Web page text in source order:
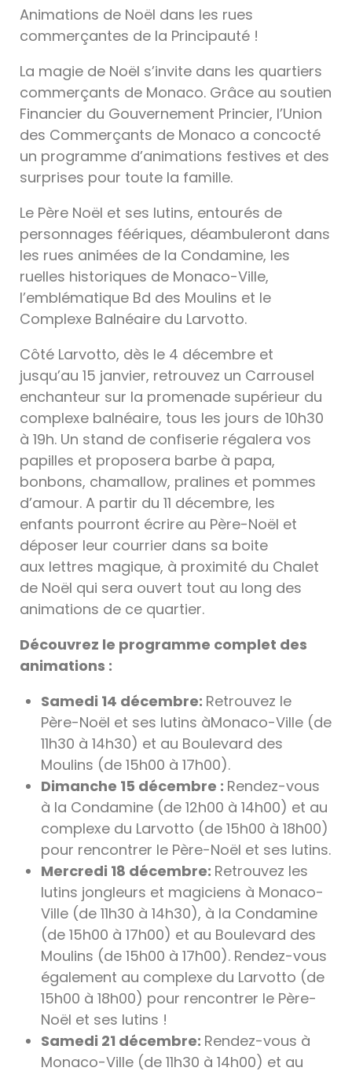
Animations de Noël dans les rues
commerçantes de la Principauté !
La magie de Noël s’invite dans les quartiers
commerçants de Monaco. Grâce au soutien
Financier du Gouvernement Princier, l’Union
des Commerçants de Monaco a concocté
un programme d’animations festives et des
surprises pour toute la famille.
Le Père Noël et ses lutins, entourés de
personnages féériques, déambuleront dans
les rues animées de la Condamine, les
ruelles historiques de Monaco-Ville,
l’emblématique Bd des Moulins et le
Complexe Balnéaire du Larvotto.
Côté Larvotto, dès le 4 décembre et
jusqu’au 15 janvier, retrouvez un Carrousel
enchanteur sur la promenade supérieur du
complexe balnéaire, tous les jours de 10h30
à 19h. Un stand de confiserie régalera vos
papilles et proposera barbe à papa,
bonbons, chamallow, pralines et pommes
d’amour. A partir du 11 décembre, les
enfants pourront écrire au Père-Noël et
déposer leur courrier dans sa boite
aux lettres magique, à proximité du Chalet
de Noël qui sera ouvert tout au long des
animations de ce quartier.
Découvrez le programme complet des
animations :
Samedi 14 décembre: Retrouvez le
Père-Noël et ses lutins àMonaco-Ville (de
11h30 à 14h30) et au Boulevard des
Moulins (de 15h00 à 17h00).
Dimanche 15 décembre : Rendez-vous
à la Condamine (de 12h00 à 14h00) et au
complexe du Larvotto (de 15h00 à 18h00)
pour rencontrer le Père-Noël et ses lutins.
Mercredi 18 décembre: Retrouvez les
lutins jongleurs et magiciens à Monaco-
Ville (de 11h30 à 14h30), à la Condamine
(de 15h00 à 17h00) et au Boulevard des
Moulins (de 15h00 à 17h00). Rendez-vous
également au complexe du Larvotto (de
15h00 à 18h00) pour rencontrer le Père-
Noël et ses lutins !
Samedi 21 décembre: Rendez-vous à
Monaco-Ville (de 11h30 à 14h00) et au